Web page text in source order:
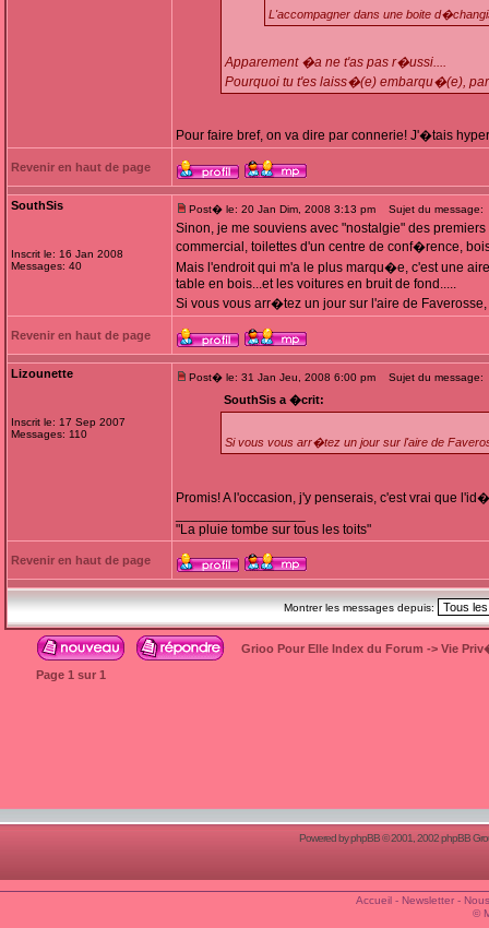
L'accompagner dans une boite
Apparement �a ne t'as pas r�ussi....
Pourquoi tu t'es laiss�(e) embarqu�(e),
Pour faire bref, on va dire par connerie! J'�tais
Revenir en haut de page
SouthSis
Inscrit le: 16 Jan 2008
Messages: 40
Post� le: 20 Jan Dim, 2008 3:13 pm Sujet du message:
Sinon, je me souviens avec "nostalgie" des
commercial, toilettes d'un centre de conf�rence,
Mais l'endroit qui m'a le plus marqu�e, c'est une
table en bois...et les voitures en bruit de fond.....
Si vous vous arr�tez un jour sur l'aire de
Revenir en haut de page
Lizounette
Inscrit le: 17 Sep 2007
Messages: 110
Post� le: 31 Jan Jeu, 2008 6:00 pm Sujet du message:
SouthSis a �crit:
Si vous vous arr�tez un jour sur l'aire de
Promis! A l'occasion, j'y penserais, c'est vrai que
"La pluie tombe sur tous les toits"
Revenir en haut de page
Montrer les messages depuis:
Grioo Pour Elle Index du Forum -> Vie
Page 1 sur 1
Powered byphpBB© 2001, 2002 phpBB
Accueil- Newsletter-
©